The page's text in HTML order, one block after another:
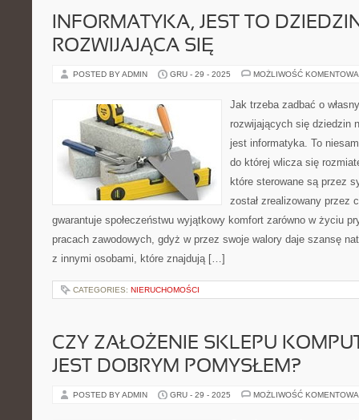
INFORMATYKA, JEST TO
ROZWIJAJĄCA SIĘ
POSTED BY ADMIN GRU - 29 - 2025 MOŻLIWOŚĆ
Jak trzeba zadbać o
rozwijających się dziedzin
jest informatyka. To
do której wlicza się
które sterowane są przez
został zrealizowany przez
gwarantuje społeczeństwu wyjątkowy komfort zarówno w życiu
pracach zawodowych, gdyż w przez swoje walory daje szansę
z innymi osobami, które znajdują […]
CATEGORIES: NIERUCHOMOŚCI
CZY ZAŁOŻENIE SKLEPU
JEST DOBRYM POMYSŁEM?
POSTED BY ADMIN GRU - 29 - 2025 MOŻLIWOŚĆ